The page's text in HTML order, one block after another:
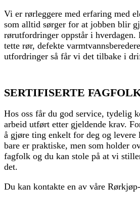
Vi er rørleggere med erfaring med
som alltid sørger for at jobben blir
rørutfordringer oppstår i hverdagen.
tette rør, defekte
utfordringer så får vi det tilbake i
SERTIFISERTE
Hos oss får du god service, tydelig
arbeid utført etter gjeldende krav.
å gjøre ting enkelt for deg og levere
bare er praktiske, men som holder
fagfolk og du kan stole på at vi
det.
Du kan kontakte en av våre